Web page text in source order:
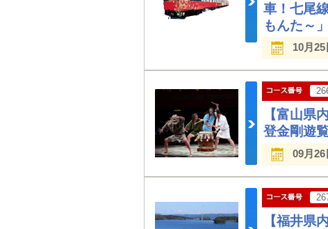
車！七尾
もんた～
10月
【富山県
登金剛遊
09月
【福井県